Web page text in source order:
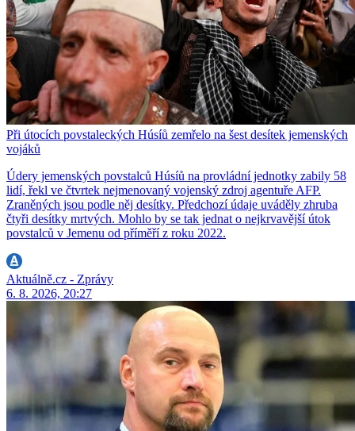
Při útocích povstaleckých Húsíů zemřelo na šest desítek jemenských
vojáků
Údery jemenských povstalců Húsíů na provládní jednotky zabily 58
lidí, řekl ve čtvrtek nejmenovaný vojenský zdroj agentuře AFP.
Zraněných jsou podle něj desítky. Předchozí údaje uváděly zhruba
čtyři desítky mrtvých. Mohlo by se tak jednat o nejkrvavější útok
povstalců v Jemenu od příměří z roku 2022.
Aktuálně.cz - Zprávy
6. 8. 2026, 20:27